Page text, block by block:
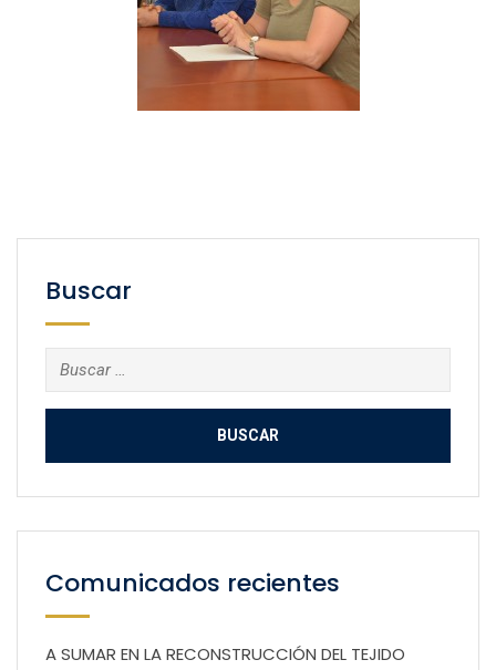
Buscar
Buscar:
Comunicados recientes
A SUMAR EN LA RECONSTRUCCIÓN DEL TEJIDO